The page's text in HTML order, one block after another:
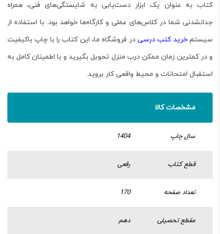
کتاب به عنوان یک ابزار دست‌یابی به شایستگی‌های فنی، همراه
جدانشدنی شما در کلاس‌های عملی و کارگاه‌ها خواهد بود. با استفاده از
سیستمخرید کتب درسی در فروشگاه ما، این کتاب را با چاپ باکیفیت
و در کمترین زمان ممکن درب منزل تحویل بگیرید و با اطمینان کامل به
استقبال امتحانات و محیط واقعی کار بروید.
مشخصات کالا
سال چاپ 1404
قطع کتاب رقعی
تعداد صفحه 170
مقطع تحصیلی دهم